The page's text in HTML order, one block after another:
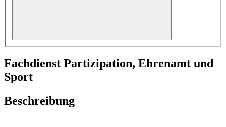
Fachdienst Partizipation, Ehrenamt und
Sport
Beschreibung